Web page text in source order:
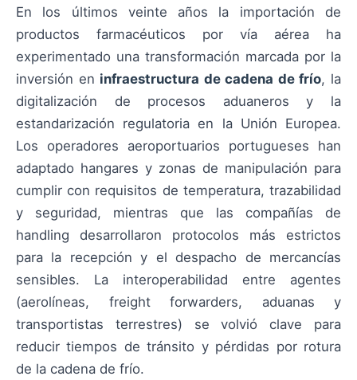
En los últimos veinte años la importación de
productos farmacéuticos por vía aérea ha
experimentado una transformación marcada por la
inversión en infraestructura de cadena de frío, la
digitalización de procesos aduaneros y la
estandarización regulatoria en la Unión Europea.
Los operadores aeroportuarios portugueses han
adaptado hangares y zonas de manipulación para
cumplir con requisitos de temperatura, trazabilidad
y seguridad, mientras que las compañías de
handling desarrollaron protocolos más estrictos
para la recepción y el despacho de mercancías
sensibles. La interoperabilidad entre agentes
(aerolíneas, freight forwarders, aduanas y
transportistas terrestres) se volvió clave para
reducir tiempos de tránsito y pérdidas por rotura
de la cadena de frío.